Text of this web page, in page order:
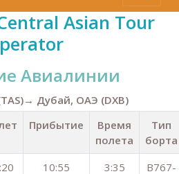
Asian Tour
Aвиалинии
Дубай, ОАЭ (DXB)
Прибытие
Время
полета
Тип
борта
10:55 3:35
B767-